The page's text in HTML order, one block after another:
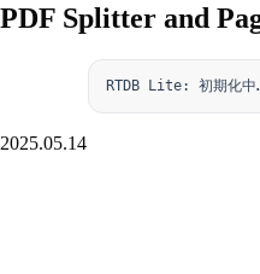
PDF Splitter and
RTDB Lite: 初期化中
2025.05.14